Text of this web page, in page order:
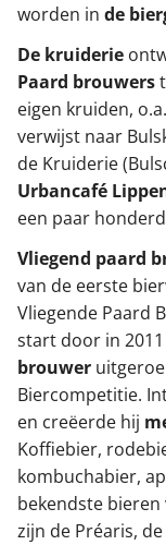
worden in de
De kruiderie
Paard brouwers
eigen kruiden,
verwijst naar
de Kruiderie
Urbancafé
een paar
Vliegend paard
van de eerste
Vliegende Paard
start door in 2011
brouwer
Biercompetitie.
en creëerde hij
Koffiebier,
kombuchabier,
bekendste bieren
zijn de Préaris,